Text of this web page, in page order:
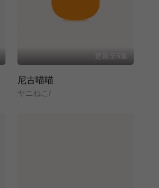
更新至6集
尼古喵喵
ヤニねこ/